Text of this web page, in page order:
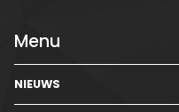
Menu
NIEUWS